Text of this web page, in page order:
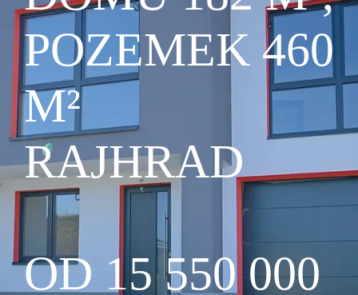
POZEMEK 460
M²
RAJHRAD
OD 15 550 000​ ​